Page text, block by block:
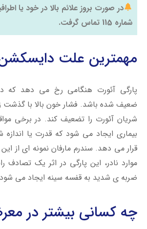
در صورت بروز علائم بالا در خود یا
شماره 115 تماس گرفت.
مهمترین علت
پارگی آئورت هنگامی رخ می دهد که
ضعیف شده باشد. فشار خون بالا با گذشت
شریان آئورت را تضعیف کند. در برخی
بیماری ایجاد می شود که قدرت یا اندازه
قرار می دهد. سندرم مارفان نمونه ای از
موارد نادر، این پارگی در اثر یک تصادف
ضربه ی شدید به قفسه سینه ایجاد می
چه کسانی بیشتر در